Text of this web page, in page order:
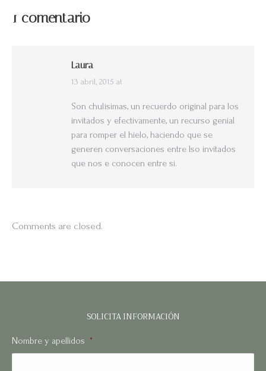
1 comentario
Laura
says:
13 abril, 2015 at
Son chulísimas, un recuerdo original para los
invitados y efectivamente, un recurso genial
para romper el hielo, haciendo que se
generen conversaciones entre lso invitados
que nos e conocen entre si.
Comments are closed.
SOLICITA INFORMACIÓN
Nombre y apellidos *